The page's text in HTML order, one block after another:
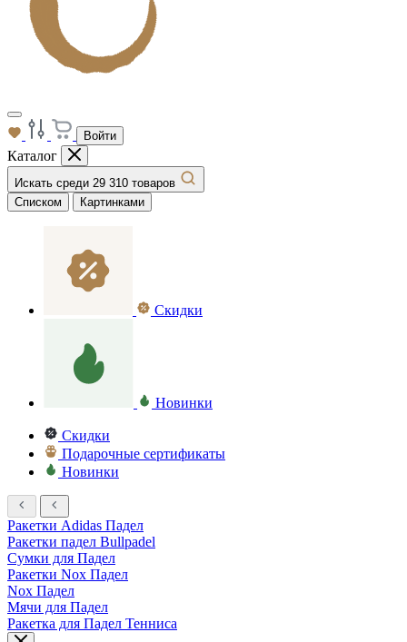
Войти
Каталог
Искать среди 29 310 товаров
Списком
Картинками
Скидки
Новинки
Скидки
Подарочные сертификаты
Новинки
Ракетки Adidas Падел
Ракетки падел Bullpadel
Сумки для Падел
Ракетки Nox Падел
Nox Падел
Мячи для Падел
Ракетка для Падел Тенниса